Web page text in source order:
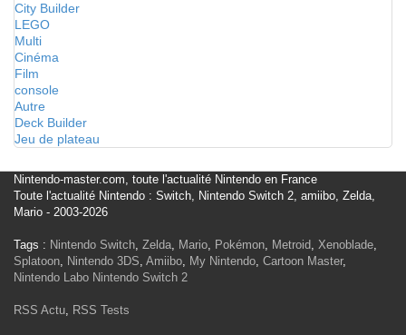
City Builder
LEGO
Multi
Cinéma
Film
console
Autre
Deck Builder
Jeu de plateau
Nintendo-master.com, toute l'actualité Nintendo en France
Toute l'actualité Nintendo : Switch, Nintendo Switch 2, amiibo, Zelda,
Mario - 2003-2026
Tags : Nintendo Switch, Zelda, Mario, Pokémon, Metroid, Xenoblade,
Splatoon, Nintendo 3DS, Amiibo, My Nintendo, Cartoon Master,
Nintendo Labo Nintendo Switch 2
RSS Actu, RSS Tests